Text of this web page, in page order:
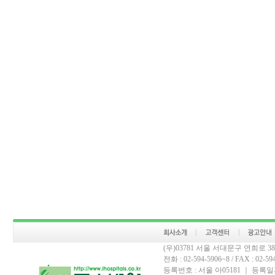
(우)03781 서울 서대문구 연희로
전화 : 02-594-5906~8 / FAX : 02-
등록번호 : 서울 아05181 ｜ 등록